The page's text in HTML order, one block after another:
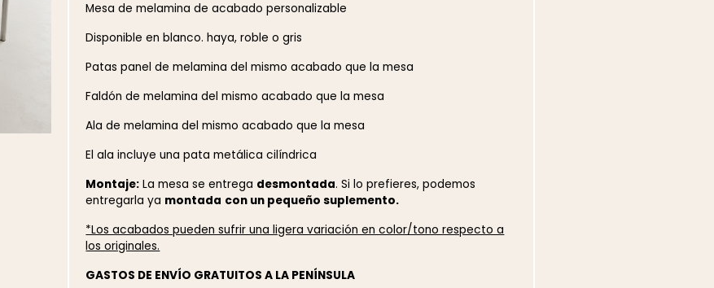
Mesa de melamina de acabado personalizable
Disponible en blanco. haya, roble o gris
Patas panel de melamina del mismo acabado que la mesa
Faldón de melamina del mismo acabado que la mesa
Ala de melamina del mismo acabado que la mesa
El ala incluye una pata metálica cilíndrica
Montaje: La mesa se entrega desmontada. Si lo prefieres, podemos
entregarla ya montada con un pequeño suplemento.
*Los acabados pueden sufrir una ligera variación en color/tono respecto a
los originales.
GASTOS DE ENVÍO GRATUITOS A LA PENÍNSULA